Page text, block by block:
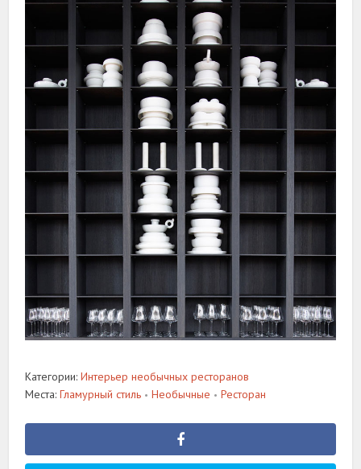
Категории:Интерьер необычных ресторанов
Места:Гламурный стиль • Необычные • Ресторан